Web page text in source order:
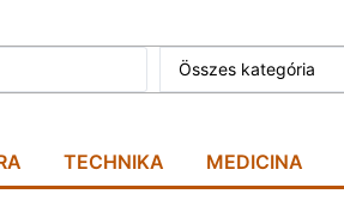
Összes kategória
TECHNIKA MEDICINA